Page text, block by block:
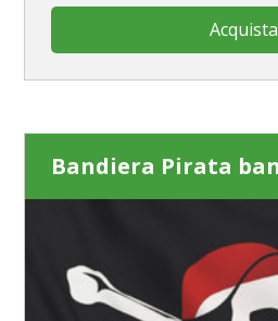
Acquista
Bandiera Pirata